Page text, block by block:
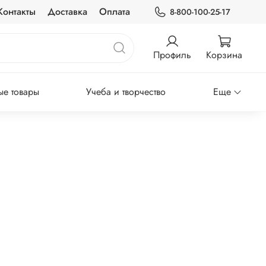
Доставка Оплата 8-800-100-25-17
Профиль Корзина
товары Учеба и творчество Еще